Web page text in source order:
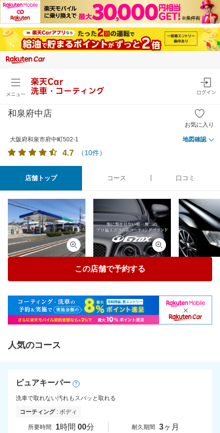
メニュー
楽天Car
洗車・コーティング
ログイン
和泉府中店
お気に入り
大阪府和泉市府中町502-1 地図確認
4.7 （10件）
店舗トップ コース 口コミ
この店舗で予約する
人気のコース
ピュアキーパー ?
洗車で取れない汚れもスパッと取れる
コーティング: ボディ
所要時間 1時間 00分 耐久期間 3ヶ月